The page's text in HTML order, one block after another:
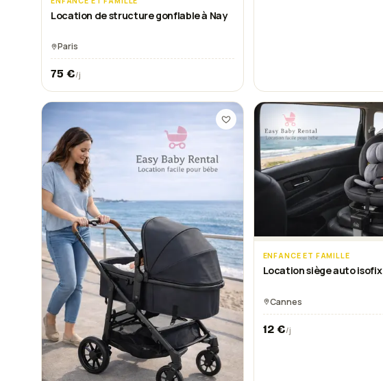
Location de structure gonflable à Nay
Paris
75 €/j
ENFANCE ET FAMILLE
Location siège auto isofix
Cannes
12€/j